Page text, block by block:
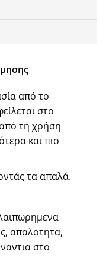
από το
στο
τη χρήση
και πιο
τα απαλά.
απαλοτητα,
στο